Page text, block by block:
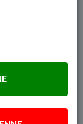
dripper
con